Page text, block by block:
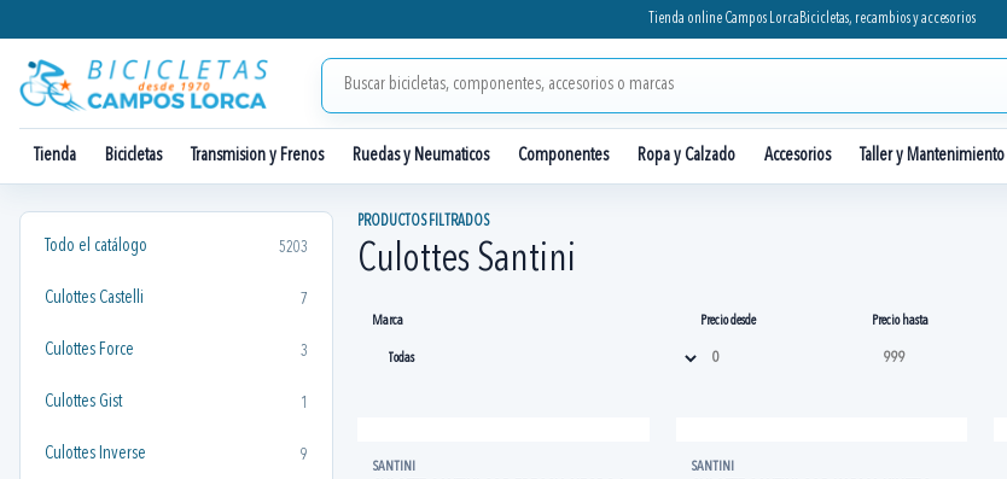
Tienda online Campos Lorca Bicicletas, recambios y accesorios
Tienda Bicicletas Transmision y Frenos Ruedas y Neumaticos Componentes Ropa y Calzado Accesorios Taller y Mantenimiento
Todo el catálogo 5203
Culottes Castelli 7
Culottes Force 3
Culottes Gist 1
Culottes Inverse 9
PRODUCTOS FILTRADOS
Culottes Santini
Marca Precio desde Precio hasta
SANTINI SANTINI